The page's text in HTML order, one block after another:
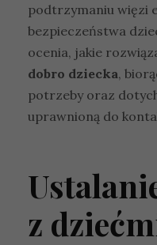
podtrzymaniu więzi
bezpieczeństwa
ocenia, jakie
dobro dziecka,
potrzeby oraz
uprawnioną do
z